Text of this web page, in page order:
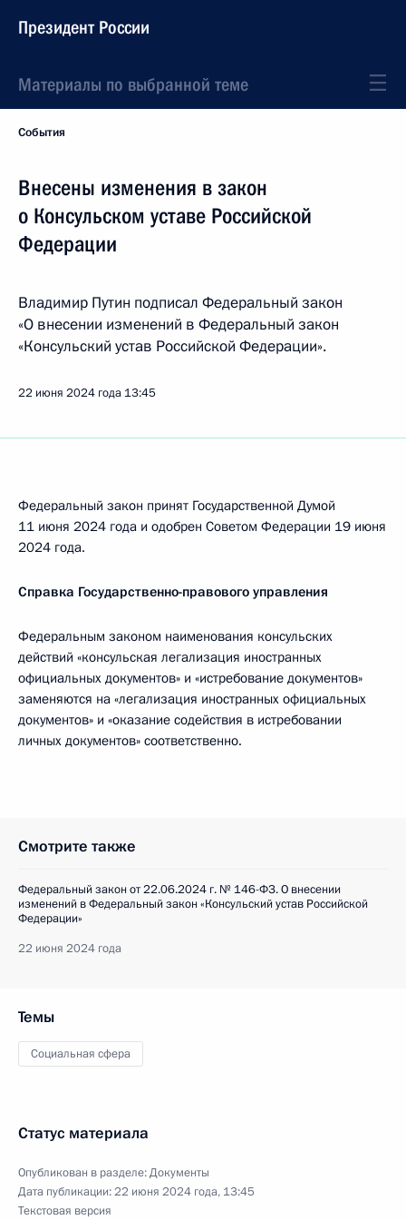
Президент России
Материалы по выбранной теме
События
Внесены изменения в закон
о Консульском уставе Российской
Федерации
Владимир Путин подписал Федеральный закон
«О внесении изменений в Федеральный закон
«Консульский устав Российской Федерации».
22 июня 2024 года 13:45
Федеральный закон принят Государственной Думой
11 июня 2024 года и одобрен Советом Федерации 19 июня
2024 года.
Справка Государственно-правового управления
Федеральным законом наименования консульских
действий «консульская легализация иностранных
официальных документов» и «истребование документов»
заменяются на «легализация иностранных официальных
документов» и «оказание содействия в истребовании
личных документов» соответственно.
Смотрите также
Федеральный закон от 22.06.2024 г. № 146-ФЗ. О внесении
изменений в Федеральный закон «Консульский устав Российской
Федерации»
22 июня 2024 года
Темы
Социальная сфера
Статус материала
Опубликован в разделе:Документы
Дата публикации:22 июня 2024 года, 13:45
Текстовая версия